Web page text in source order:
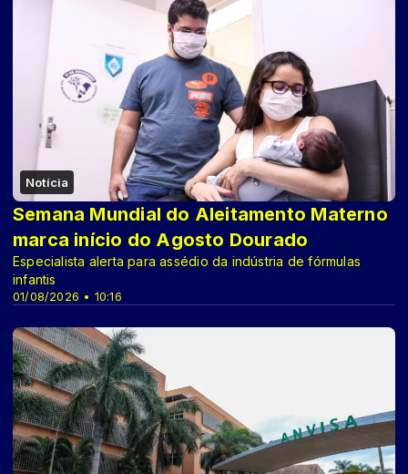
Notícia
01/08/2026 • 10:16
Semana Mundial do Aleitamento Materno
marca início do Agosto Dourado
Especialista alerta para assédio da indústria de fórmulas
infantis